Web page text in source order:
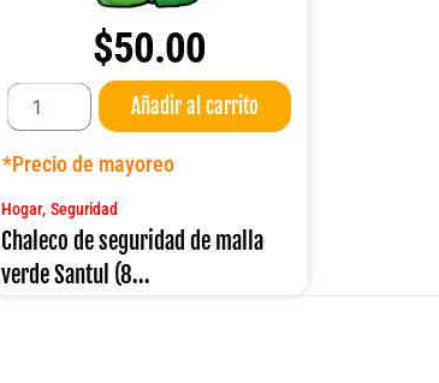
$50.00
Chaleco
seguridad
de
verde
Santul
(8947)
cantidad
Añadir al carrito
*Precio de mayoreo
Hogar,Seguridad
Chaleco de seguridad de malla
verde Santul (8...